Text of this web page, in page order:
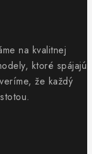
na kvalitnej
ktoré spájajú
že každý